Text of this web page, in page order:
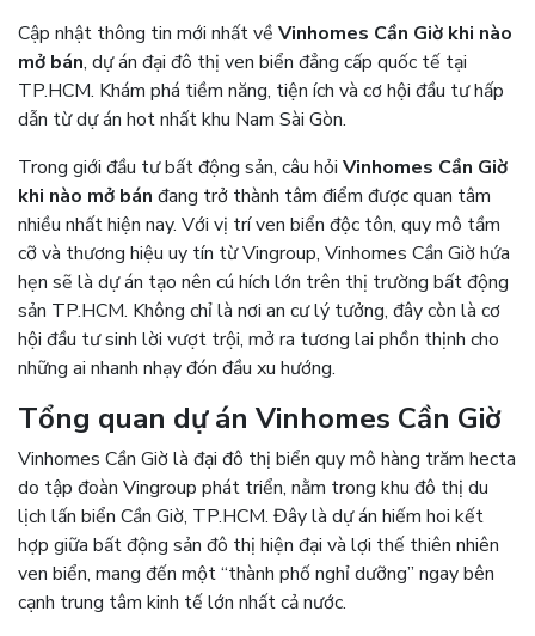
Cập nhật thông tin mới nhất về Vinhomes Cần Giờ khi nào
mở bán, dự án đại đô thị ven biển đẳng cấp quốc tế tại
TP.HCM. Khám phá tiềm năng, tiện ích và cơ hội đầu tư hấp
dẫn từ dự án hot nhất khu Nam Sài Gòn.
Trong giới đầu tư bất động sản, câu hỏi Vinhomes Cần Giờ
khi nào mở bán đang trở thành tâm điểm được quan tâm
nhiều nhất hiện nay. Với vị trí ven biển độc tôn, quy mô tầm
cỡ và thương hiệu uy tín từ Vingroup, Vinhomes Cần Giờ hứa
hẹn sẽ là dự án tạo nên cú hích lớn trên thị trường bất động
sản TP.HCM. Không chỉ là nơi an cư lý tưởng, đây còn là cơ
hội đầu tư sinh lời vượt trội, mở ra tương lai phồn thịnh cho
những ai nhanh nhạy đón đầu xu hướng.
Tổng quan dự án Vinhomes Cần Giờ
Vinhomes Cần Giờ là đại đô thị biển quy mô hàng trăm hecta
do tập đoàn Vingroup phát triển, nằm trong khu đô thị du
lịch lấn biển Cần Giờ, TP.HCM. Đây là dự án hiếm hoi kết
hợp giữa bất động sản đô thị hiện đại và lợi thế thiên nhiên
ven biển, mang đến một “thành phố nghỉ dưỡng” ngay bên
cạnh trung tâm kinh tế lớn nhất cả nước.